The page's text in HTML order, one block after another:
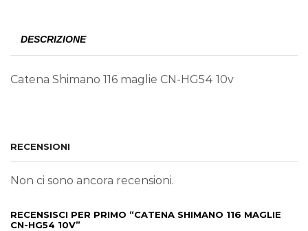
DESCRIZIONE
Catena Shimano 116 maglie CN-HG54 10v
RECENSIONI
Non ci sono ancora recensioni.
RECENSISCI PER PRIMO “CATENA SHIMANO 116 MAGLIE
CN-HG54 10V”